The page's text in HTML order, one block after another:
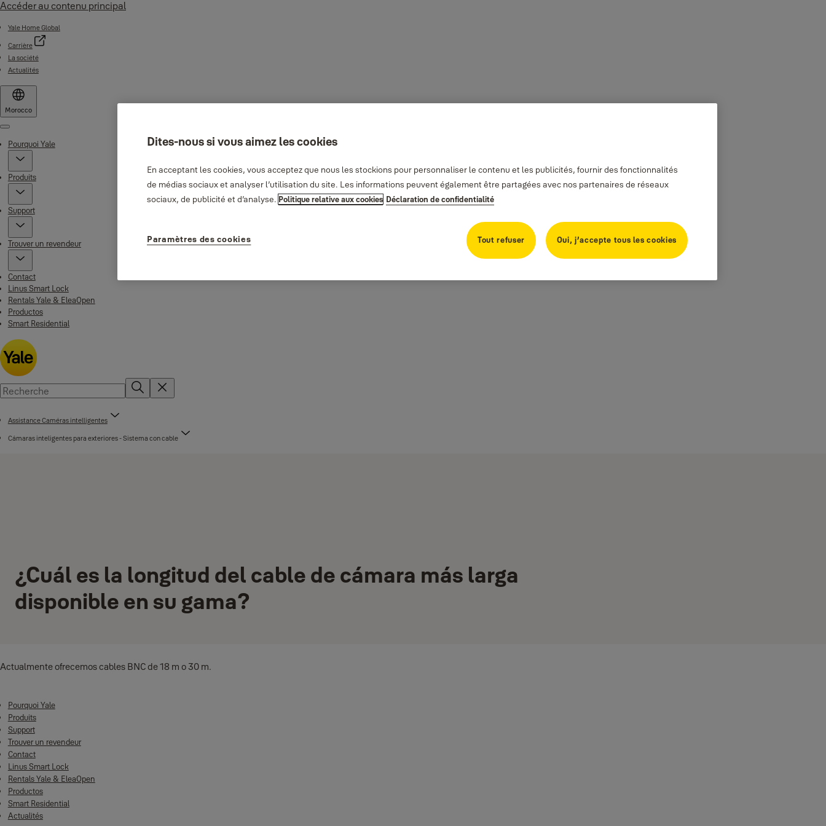
Accéder au contenu principal
Yale Home Global
Carrière
La société
Actualités
Morocco
Menu
Pourquoi Yale
Produits
Support
Trouver un revendeur
Contact
Linus Smart Lock
Rentals Yale & EleaOpen
Productos
Smart Residential
Assistance Caméras intelligentes
Cámaras inteligentes para exteriores - Sistema con cable
¿Cuál es la longitud del cable de cámara más larga
disponible en su gama?
Actualmente ofrecemos cables BNC de 18 m o 30 m.
Pourquoi Yale
Produits
Support
Trouver un revendeur
Contact
Linus Smart Lock
Rentals Yale & EleaOpen
Productos
Smart Residential
Actualités
Dites-nous si vous aimez les cookies
En acceptant les cookies, vous acceptez que nous les stockions pour personnaliser le contenu et les publicités, fournir des fonctionnalités
de médias sociaux et analyser l’utilisation du site. Les informations peuvent également être partagées avec nos partenaires de réseaux
sociaux, de publicité et d’analyse. Politique relative aux cookies Déclaration de confidentialité
Tout refuser Oui, j’accepte tous les cookies
Paramètres des cookies